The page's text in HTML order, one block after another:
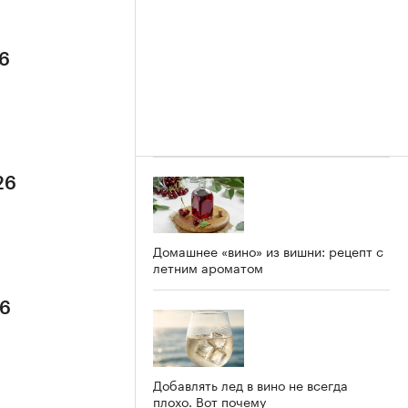
Домашнее «вино» из вишни: рецепт с
летним ароматом
Добавлять лед в вино не всегда
плохо. Вот почему